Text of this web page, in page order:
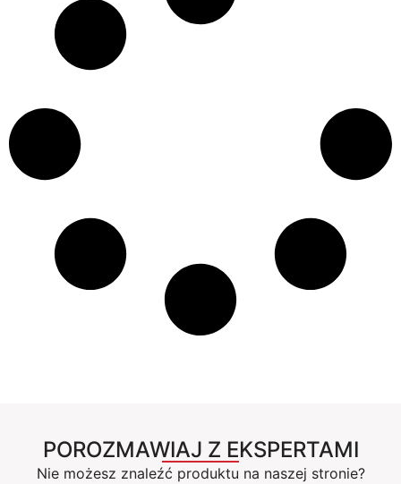
POROZMAWIAJ Z EKSPERTAMI
Nie możesz znaleźć produktu na naszej stronie?